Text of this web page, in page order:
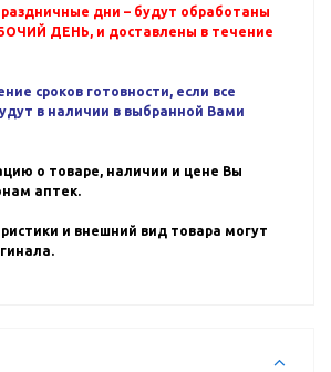
дни – будут обработаны
ДЕНЬ, и доставлены в течение
сроков готовности, если все
в наличии в выбранной Вами
о товаре, наличии и цене Вы
аптек.
и внешний вид товара могут